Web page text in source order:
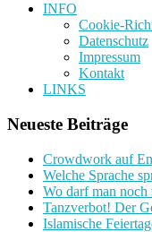
INFO
Cookie-
Datenschutz
Impressum
Kontakt
LINKS
Neueste Beiträge
Crowdwork auf
Welche Sprache
Wo darf man noch
Tanzverbot! Der
Islamische